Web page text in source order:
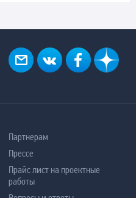
Партнерам
Прессе
Прайс лист на проектные
работы